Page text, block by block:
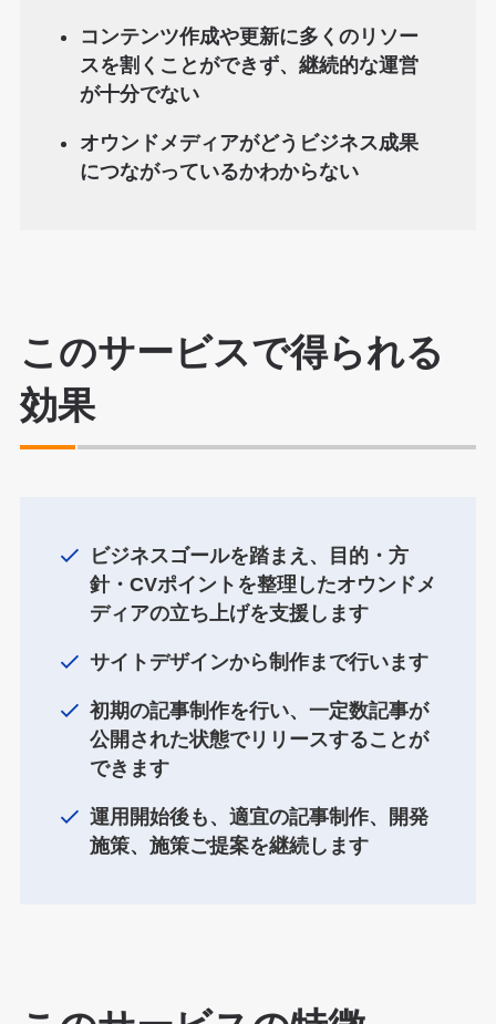
コンテンツ作成や更新に多くのリソー
スを割くことができず、継続的な運営
が十分でない
オウンドメディアがどうビジネス成果
につながっているかわからない
このサービスで得られる
効果
ビジネスゴールを踏まえ、目的・方
針・CVポイントを整理したオウンドメ
ディアの立ち上げを支援します
サイトデザインから制作まで行います
初期の記事制作を行い、一定数記事が
公開された状態でリリースすることが
できます
運用開始後も、適宜の記事制作、開発
施策、施策ご提案を継続します